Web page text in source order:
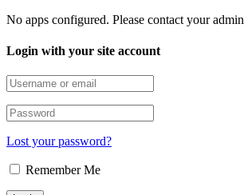
No apps configured. Please contact your
Login with your site account
Lost your password?
Remember Me